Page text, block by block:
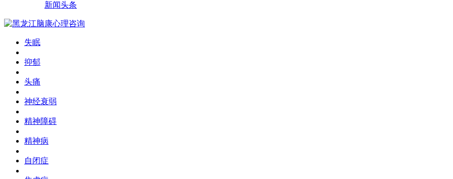
新闻头条
失眠
抑郁
头痛
神经衰弱
精神障碍
精神病
自闭症